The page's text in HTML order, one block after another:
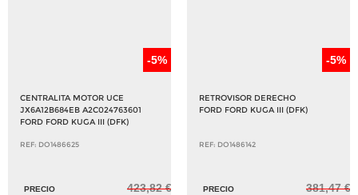
-5%
CENTRALITA MOTOR UCE
JX6A12B684EB A2C024763601
FORD FORD KUGA III (DFK)
REF: DO1486625
PRECIO
423,82 €
-5%
RETROVISOR DERECHO
FORD FORD KUGA III (DFK)
REF: DO1486142
PRECIO
381,47 €